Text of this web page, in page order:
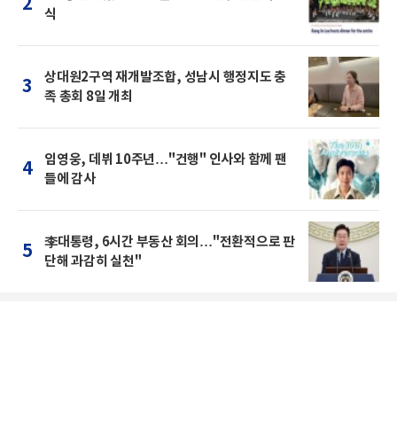
2
식
3
상대원2구역 재개발조합, 성남시 행정지도 충
족 총회 8일 개최
4
임영웅, 데뷔 10주년…"건행" 인사와 함께 팬
들에 감사
5
李대통령, 6시간 부동산 회의…"전환적으로 판
단해 과감히 실천"